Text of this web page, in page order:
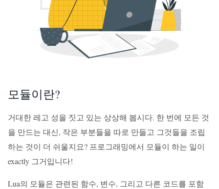
모듈이란?
거대한 레고 성을 짓고 있는 상상해 봅시다. 한 번에 모든 것
을 만드는 대신, 작은 부분들을 따로 만들고 그것들을 조립
하는 것이 더 쉬울지요? 프로그래밍에서 모듈이 하는 일이
exactly 그거입니다!
Lua의 모듈은 관련된 함수, 변수, 그리고 다른 코드를 포함